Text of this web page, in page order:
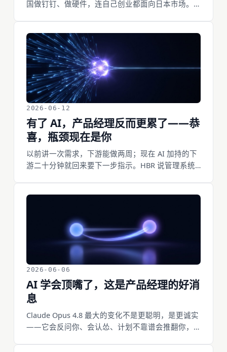
国做钉钉、做硬件，连自己创业都面向日本市场。
根本性的错配。钉钉失速的真正原因，早写在他的
简历里。
2026-06-12
有了 AI，产品经理反而更累了——恭
喜，瓶颈现在是你
以前讲一次需求，下游能做两周；现在 AI 加持的下
游二十分钟就回来要下一步指示。HBR 说管理系统
权力回流的信号，也是把自己活成人肉 CI 的危险信
2026-06-06
AI 学会顶嘴了，这是产品经理的好消
息
Claude Opus 4.8 最大的变化不是更聪明，是更诚实
——它会反问你、会认怂、计划不靠谱会推翻你，